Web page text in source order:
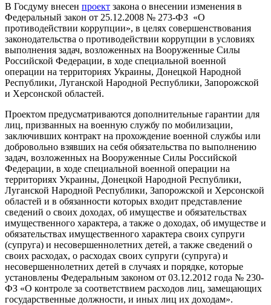
В Госдуму внесен проект закона о внесении изменения в
Федеральный закон от 25.12.2008 № 273-ФЗ «О
противодействии коррупции», в целях совершенствования
законодательства о противодействии коррупции в условиях
выполнения задач, возложенных на Вооруженные Силы
Российской Федерации, в ходе специальной военной
операции на территориях Украины, Донецкой Народной
Республики, Луганской Народной Республики, Запорожской
и Херсонской областей.
Проектом предусматриваются дополнительные гарантии для
лиц, призванных на военную службу по мобилизации,
заключивших контракт на прохождение военной службы или
добровольно взявших на себя обязательства по выполнению
задач, возложенных на Вооруженные Силы Российской
Федерации, в ходе специальной военной операции на
территориях Украины, Донецкой Народной Республики,
Луганской Народной Республики, Запорожской и Херсонской
областей и в обязанности которых входит представление
сведений о своих доходах, об имуществе и обязательствах
имущественного характера, а также о доходах, об имуществе и
обязательствах имущественного характера своих супруги
(супруга) и несовершеннолетних детей, а также сведений о
своих расходах, о расходах своих супруги (супруга) и
несовершеннолетних детей в случаях и порядке, которые
установлены Федеральным законом от 03.12.2012 года № 230-
ФЗ «О контроле за соответствием расходов лиц, замещающих
государственные должности, и иных лиц их доходам».